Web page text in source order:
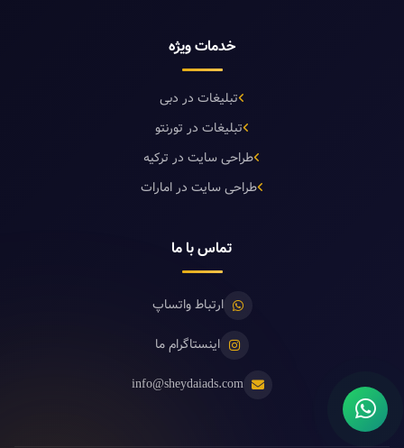
خدمات ویژه
تبلیغات در دبی
تبلیغات در تورنتو
طراحی سایت در ترکیه
طراحی سایت در امارات
تماس با ما
ارتباط واتساپ
اینستاگرام ما
info@sheydaiads.com